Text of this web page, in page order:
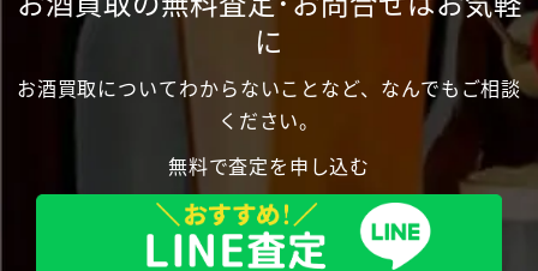
に
お酒買取についてわからないことなど、なんでもご相談
ください。
無料で査定を申し込む